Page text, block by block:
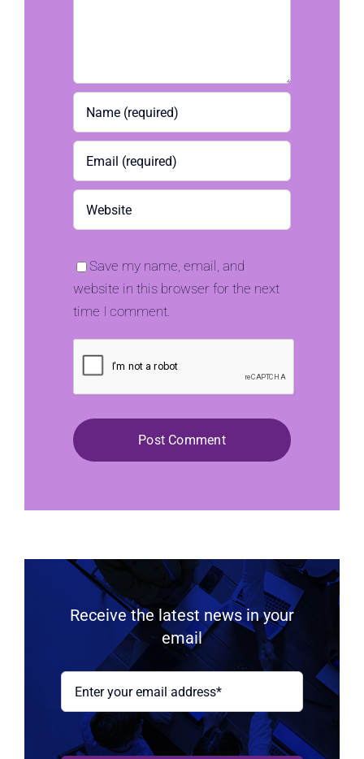
Save my name, email, and
website in this browser for the next
time I comment.
Receive the latest news in your
email